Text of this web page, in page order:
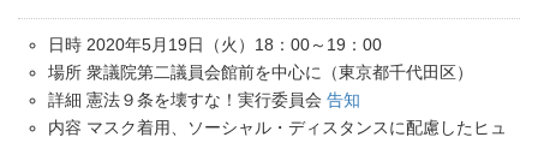
日時 2020年5月19日（火）18：00～19：00
場所 衆議院第二議員会館前を中心に（東京都千代田区）
詳細 憲法９条を壊すな！実行委員会 告知
内容 マスク着用、ソーシャル・ディスタンスに配慮したヒュ